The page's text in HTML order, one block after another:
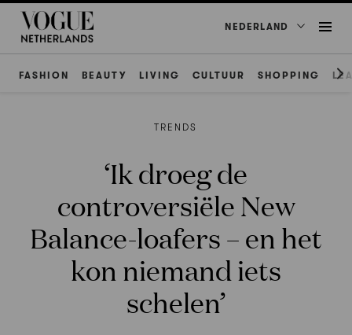
NEDERLAND
FASHION BEAUTY LIVING CULTUUR SHOPPING
TRENDS
‘Ik droeg de
controversiële New
Balance-loafers – en het
kon niemand iets
schelen’